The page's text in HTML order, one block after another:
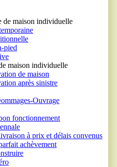
de maison individuelle
pied
maison individuelle
de maison
après sinistre
Ouvrage
fonctionnement
à prix et délais convenus
achèvement